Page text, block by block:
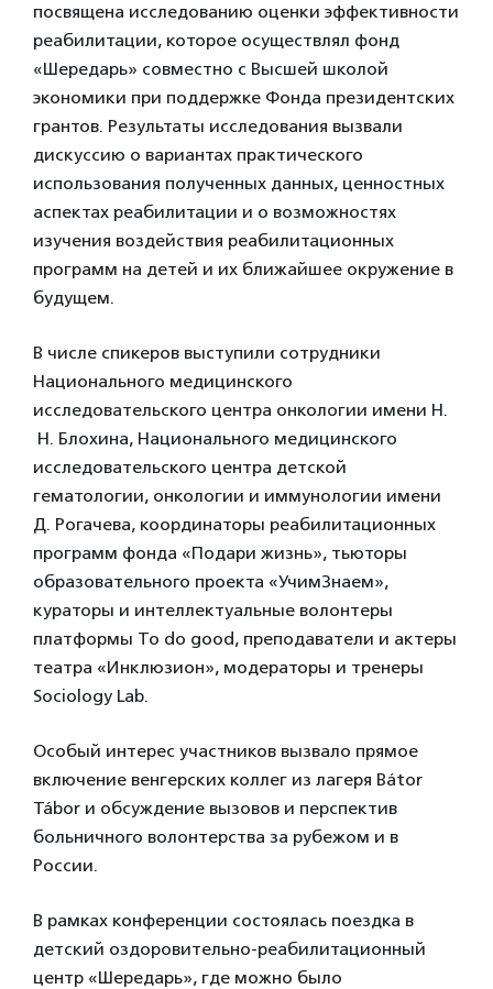
посвящена исследованию оценки эффективности
реабилитации, которое осуществлял фонд
«Шередарь» совместно с Высшей школой
экономики при поддержке Фонда президентских
грантов. Результаты исследования вызвали
дискуссию о вариантах практического
использования полученных данных, ценностных
аспектах реабилитации и о возможностях
изучения воздействия реабилитационных
программ на детей и их ближайшее окружение в
будущем.
В числе спикеров выступили сотрудники
Национального медицинского
исследовательского центра онкологии имени Н.
Н. Блохина, Национального медицинского
исследовательского центра детской
гематологии, онкологии и иммунологии имени
Д. Рогачева, координаторы реабилитационных
программ фонда «Подари жизнь», тьюторы
образовательного проекта «УчимЗнаем»,
кураторы и интеллектуальные волонтеры
платформы To do good, преподаватели и актеры
театра «Инклюзион», модераторы и тренеры
Sociology Lab.
Особый интерес участников вызвало прямое
включение венгерских коллег из лагеря Bátor
Tábor и обсуждение вызовов и перспектив
больничного волонтерства за рубежом и в
России.
В рамках конференции состоялась поездка в
детский оздоровительно-реабилитационный
центр «Шередарь», где можно было